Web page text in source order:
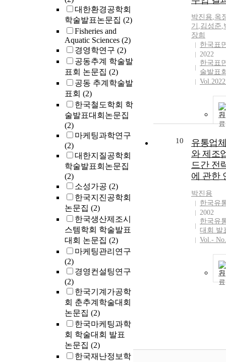
대한환경공학회
학술발표논문집 (2)
Fisheries and
Aquatic Sciences (2)
경영학연구 (2)
공동추계 학술발
표회 논문집 (2)
공동 추계학술발
표회 (2)
한국철도학회 학
술발표대회논문집
(2)
마케팅과학연구
(2)
대한지질공학회
학술발표회논문집
(2)
소성가공 (2)
한국지진공학회
논문집 (2)
한국생산제조시
스템학회 학술발표
대회 논문집 (2)
마케팅관리연구
(2)
경영컨설팅연구
(2)
한국기계가공학
회 춘추계학술대회
논문집 (2)
한국마케팅과학
회 학술대회 발표
논문집 (2)
한국재난정보학
박진용,옥
기 ,김성준,
장희
한국표
2022
한국표
술발표
기
10
유통업
와 제조
드간 전
에 관한
박진용
한국유
2002
한국유
대회 발
Vol.-
기